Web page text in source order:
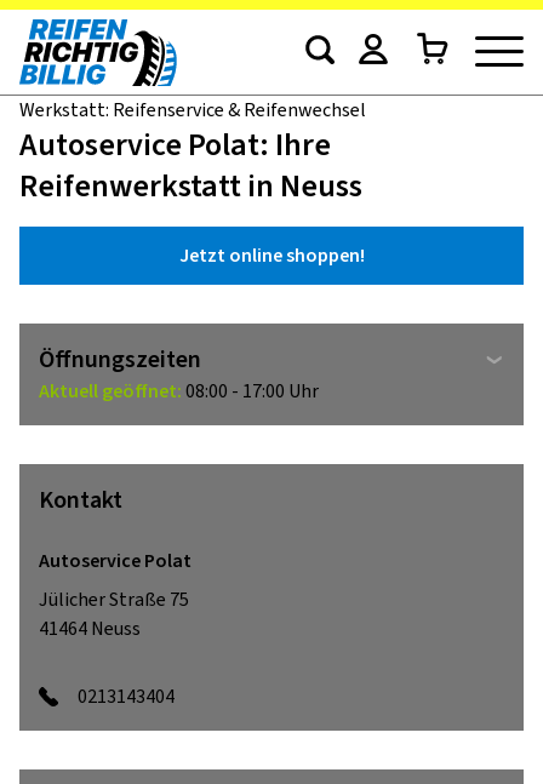
Werkstatt: Reifenservice & Reifenwechsel
Autoservice Polat: Ihre
Reifenwerkstatt in Neuss
Jetzt online shoppen!
Öffnungszeiten
Aktuell geöffnet:08:00 - 17:00 Uhr
Kontakt
Autoservice Polat
Jülicher Straße 75
41464Neuss
0213143404